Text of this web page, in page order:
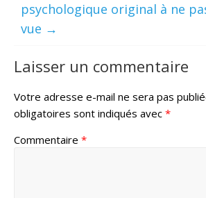
psychologique original à ne
vue →
Laisser un commentaire
Votre adresse e-mail ne sera pas
obligatoires sont indiqués avec *
Commentaire *